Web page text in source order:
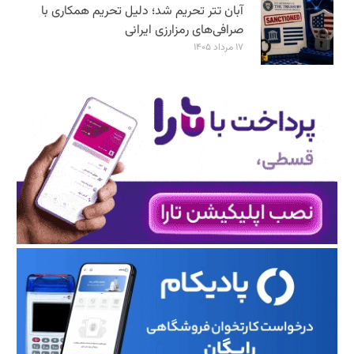
آبان تتر تحریم شد؛ دلیل تحریم همکاری با
صرافی‌های رمزارزی ایرانی
۱۷ مرداد ۱۴۰۵